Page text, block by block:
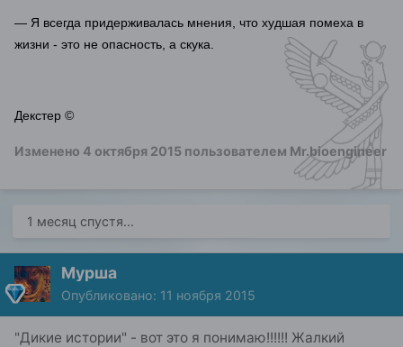
— Я всегда придерживалась мнения, что худшая помеха в
жизни - это не опасность, а скука.
Декстер ©
Изменено 4 октября 2015 пользователем Mr.bioengineer
1 месяц спустя...
Мурша
Опубликовано: 11 ноября 2015
"Дикие истории" - вот это я понимаю!!!!!! Жалкий